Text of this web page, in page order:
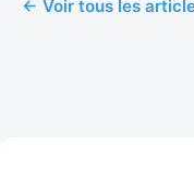
← Voir tous les